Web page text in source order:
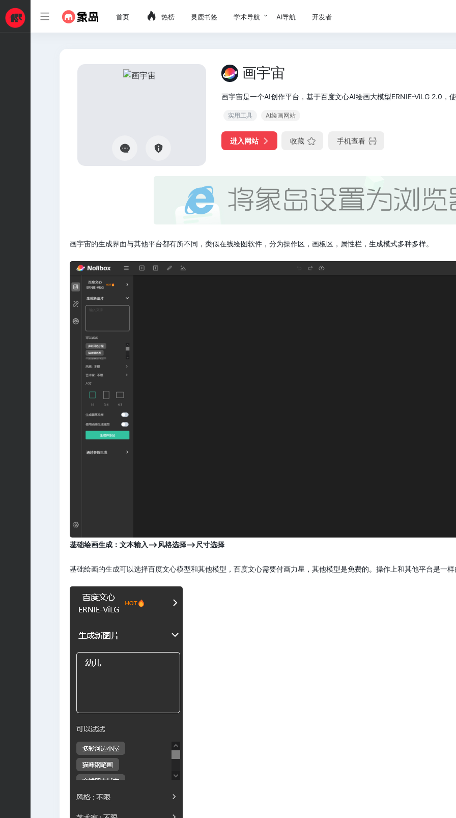
首页 热榜 灵鹿书签 学术导航 AI导航 开发者
画宇宙
画宇宙是一个AI创作平台，基于百度文心AI绘画大模型ERNIE-ViLG 2.0，
实用工具 AI绘画网站
进入网站 收藏 手机查看
画宇宙的生成界面与其他平台都有所不同，类似在线绘图软件，分为操作区，画板区，属性栏，生成模式多种多样。
基础绘画生成：文本输入——>风格选择——>尺寸选择
基础绘画的生成可以选择百度文心模型和其他模型，百度文心需要付画力星，其他模型是免费的。操作上和其他平台是一